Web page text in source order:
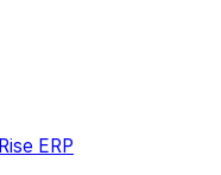
Rise ERP